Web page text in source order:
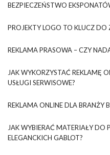
BEZPIECZEŃSTWO
PROJEKTY LOGO TO KLUCZ
REKLAMA PRASOWA – CZY
JAK WYKORZYSTAĆ REKLAMĘ
USŁUGI SERWISOWE?
REKLAMA ONLINE DLA BRANŻY
JAK WYBIERAĆ MATERIAŁY DO
ELEGANCKICH GABLOT?